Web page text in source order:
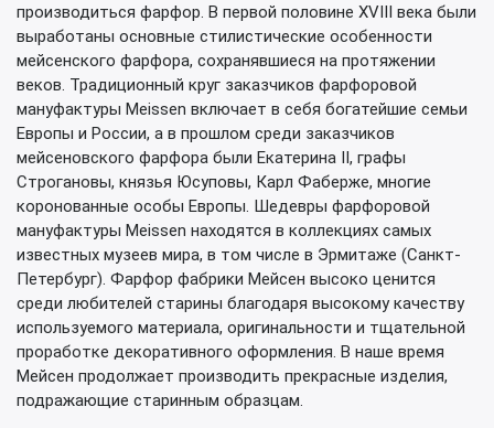
производиться фарфор. В первой половине XVIII века были
выработаны основные стилистические особенности
мейсенского фарфора, сохранявшиеся на протяжении
веков. Традиционный круг заказчиков фарфоровой
мануфактуры Meissen включает в себя богатейшие семьи
Европы и России, а в прошлом среди заказчиков
мейсеновского фарфора были Екатерина II, графы
Строгановы, князья Юсуповы, Карл Фаберже, многие
коронованные особы Европы. Шедевры фарфоровой
мануфактуры Meissen находятся в коллекциях самых
известных музеев мира, в том числе в Эрмитаже (Санкт-
Петербург). Фарфор фабрики Мейсен высоко ценится
среди любителей старины благодаря высокому качеству
используемого материала, оригинальности и тщательной
проработке декоративного оформления. В наше время
Мейсен продолжает производить прекрасные изделия,
подражающие старинным образцам.